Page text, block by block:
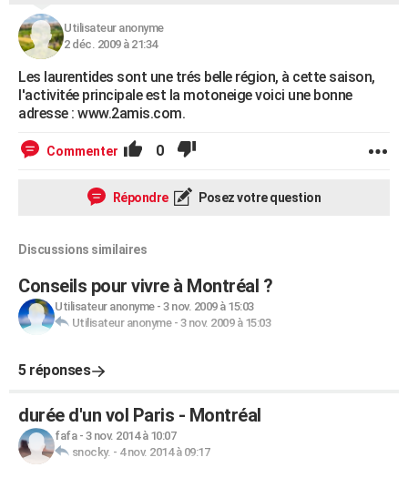
Utilisateur anonyme
2 déc. 2009 à 21:34
Les laurentides sont une trés belle région, à cette saison,
l'activitée principale est la motoneige voici une bonne
adresse : www.2amis.com.
Commenter 0
Répondre Posez votre question
Discussions similaires
Conseils pour vivre à Montréal ?
Utilisateur anonyme- 3 nov. 2009 à 15:03
Utilisateur anonyme- 3 nov. 2009 à 15:03
5 réponses
durée d'un vol Paris - Montréal
fafa- 3 nov. 2014 à 10:07
snocky. - 4 nov. 2014 à 09:17